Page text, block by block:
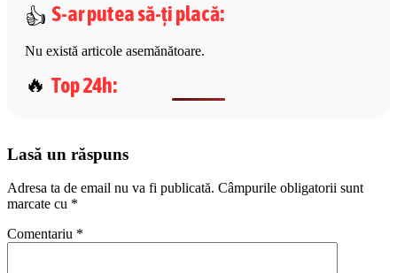
S-ar putea să-ți placă:
Nu există articole asemănătoare.
Top 24h:
Lasă un răspuns
Adresa ta de email nu va fi publicată. Câmpurile obligatorii sunt
marcate cu *
Comentariu *